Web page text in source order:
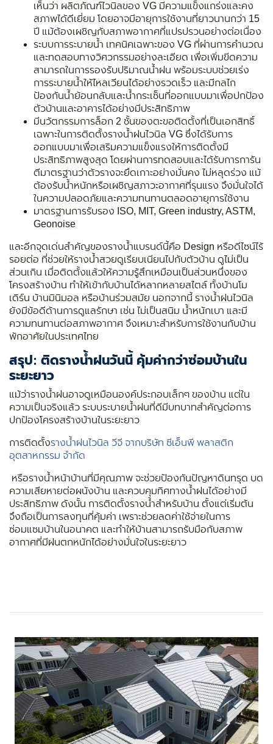
เห็นว่า ผลิตภัณฑ์ไวนิลของ VG มีความแข็งแกร่งและคง
สภาพได้ดีเยี่ยม โดยอาจมีอายุการใช้งานที่ยาวนานกว่า 15
ปี แม้ต้องเผชิญกับสภาพอากาศที่แปรปรวนอย่างต่อเนื่อง
ระบบการระบายน้ำ เทคนิคเฉพาะของ VG ที่ผ่านการคำนวณ
และทดสอบทางวิศวกรรมอย่างละเอียด เพื่อเพิ่มขีดความ
สามารถในการรองรับปริมาณน้ำฝน พร้อมระบบช่วยเร่ง
การระบายน้ำให้ไหลเวียนได้อย่างรวดเร็ว และมีกลไก
ป้องกันน้ำย้อนกลับและน้ำกระเซ็นที่ออกแบบมาเพื่อปกป้อง
ตัวบ้านและอาคารได้อย่างมีประสิทธิภาพ
มีนวัตกรรมการล็อก 2 ชั้นของตะขอติดตั้งที่เป็นเอกสิทธิ์
เฉพาะในการติดตั้งรางน้ำฝนไวนิล VG ซึ่งได้รับการ
ออกแบบมาเพื่อเสริมความแข็งแรงให้การติดตั้งมี
ประสิทธิภาพสูงสุด โดยผ่านการทดสอบและได้รับการการัน
ตีมาตรฐานว่าตัวรางจะยึดเกาะอย่างมั่นคง ไม่หลุดร่วง แม้
ต้องรับน้ำหนักหรือเผชิญสภาวะอากาศที่รุนแรง จึงมั่นใจได้
ในความปลอดภัยและความทนทานตลอดอายุการใช้งาน
มาตรฐานการรับรอง ISO, MIT, Green industry, ASTM,
Geonoise
และอีกจุดเด่นสำคัญของรางน้ำแบรนด์นี้คือ Design หรือดีไซน์ไร้
รอยต่อ ที่ช่วยให้รางน้ำสวยดูเรียบเนียนไปกับตัวบ้าน ดูไม่เป็น
ส่วนเกิน เมื่อติดตั้งแล้วให้ความรู้สึกเหมือนเป็นส่วนหนึ่งของ
โครงสร้างบ้าน ทำให้เข้ากับบ้านได้หลากหลายสไตล์ ทั้งบ้านโม
เดิร์น บ้านมินิมอล หรือบ้านร่วมสมัย นอกจากนี้ รางน้ำฝนไวนิล
ยังมีข้อดีด้านการดูแลรักษา เช่น ไม่เป็นสนิม น้ำหนักเบา และมี
ความทนทานต่อสภาพอากาศ จึงเหมาะสำหรับการใช้งานกับบ้าน
พักอาศัยในประเทศไทย
สรุป: ติดรางน้ำฝนวันนี้ คุ้มค่ากว่าซ่อมบ้านใน
ระยะยาว
แม้ว่ารางน้ำฝนอาจดูเหมือนองค์ประกอบเล็กๆ ของบ้าน แต่ใน
ความเป็นจริงแล้ว ระบบระบายน้ำฝนที่ดีมีบทบาทสำคัญต่อการ
ปกป้องโครงสร้างบ้านในระยะยาว
การติดตั้งรางน้ำฝนไวนิล วีจี จากบริษัท ซีเอ็นพี พลาสติก
อุตสาหกรรม จำกัด
หรือรางน้ำหน้าบ้านที่มีคุณภาพ จะช่วยป้องกันปัญหาดินทรุด บด
ความเสียหายต่อผนังบ้าน และควบคุมทิศทางน้ำฝนได้อย่างมี
ประสิทธิภาพ ดังนั้น การติดตั้งรางน้ำสำหรับบ้าน ตั้งแต่เริ่มต้น
จึงถือเป็นการลงทุนที่คุ้มค่า เพราะช่วยลดค่าใช้จ่ายในการ
ซ่อมแซมบ้านในอนาคต และทำให้บ้านสามารถรับมือกับสภาพ
อากาศที่มีฝนตกหนักได้อย่างมั่นใจในระยะยาว